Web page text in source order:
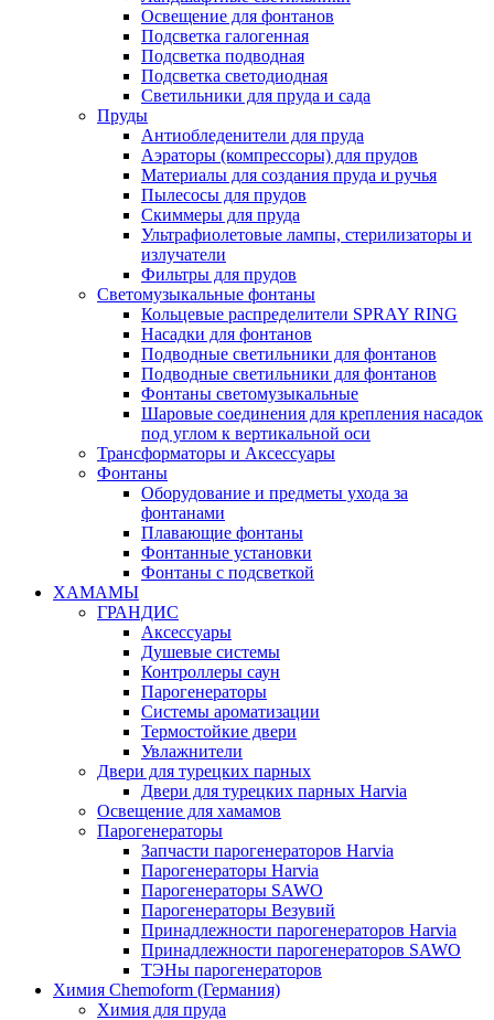
Освещение для фонтанов
Подсветка галогенная
Подсветка подводная
Подсветка светодиодная
Светильники для пруда и сада
Пруды
Антиобледенители для пруда
Аэраторы (компрессоры) для прудов
Материалы для создания пруда и ручья
Пылесосы для прудов
Скиммеры для пруда
Ультрафиолетовые лампы, стерилизаторы и
излучатели
Фильтры для прудов
Светомузыкальные фонтаны
Кольцевые распределители SPRAY RING
Насадки для фонтанов
Подводные светильники для фонтанов
Подводные светильники для фонтанов
Фонтаны светомузыкальные
Шаровые соединения для крепления насадок
под углом к вертикальной оси
Трансформаторы и Аксессуары
Фонтаны
Оборудование и предметы ухода за
фонтанами
Плавающие фонтаны
Фонтанные установки
Фонтаны с подсветкой
ХАМАМЫ
ГРАНДИС
Аксессуары
Душевые системы
Контроллеры саун
Парогенераторы
Системы ароматизации
Термостойкие двери
Увлажнители
Двери для турецких парных
Двери для турецких парных Harvia
Освещение для хамамов
Парогенераторы
Запчасти парогенераторов Harvia
Парогенераторы Harvia
Парогенераторы SAWO
Парогенераторы Везувий
Принадлежности парогенераторов Harvia
Принадлежности парогенераторов SAWO
ТЭНы парогенераторов
Химия Chemoform (Германия)
Химия для пруда